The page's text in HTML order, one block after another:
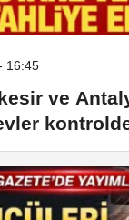
16:45
ve